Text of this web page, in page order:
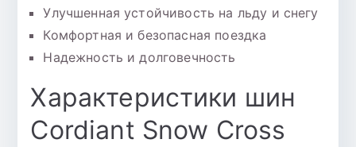
Улучшенная устойчивость на льду и снегу
Комфортная и безопасная поездка
Надежность и долговечность
Характеристики шин
Cordiant Snow Cross